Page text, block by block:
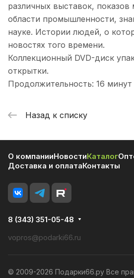
различных выставок,
области промышленности,
науке. Истории людей, о
новостях того времени.
Коллекционный DVD-диск
открытки.
Продолжительность: 16
Назад к списку
О компанииНовостиКаталог
Доставка и оплатаКонтакты
8 (343) 351-05-48
vopros@podarki66.ru
© 2009-2026 Подарки66.ру Все